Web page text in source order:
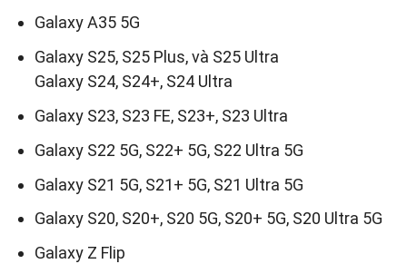
Galaxy A35 5G
Galaxy S25, S25 Plus, và S25 Ultra
Galaxy S24, S24+, S24 Ultra
Galaxy S23, S23 FE, S23+, S23 Ultra
Galaxy S22 5G, S22+ 5G, S22 Ultra 5G
Galaxy S21 5G, S21+ 5G, S21 Ultra 5G
Galaxy S20, S20+, S20 5G, S20+ 5G, S20 Ultra 5G
Galaxy Z Flip